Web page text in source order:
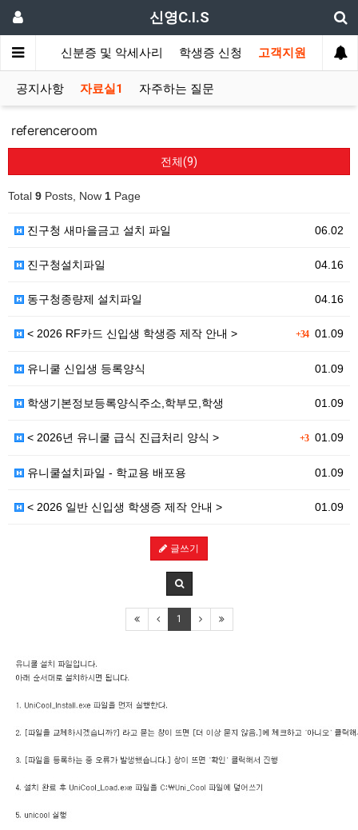
신영C.I.S
발급기 신분증 및 악세사리 학생증 신청 고객지원
공지사항 자료실1 자주하는 질문
referenceroom
전체(9)
Total 9 Posts, Now 1 Page
06.02
진구청 새마을금고 설치 파일
04.16
진구청설치파일
04.16
동구청종량제 설치파일
+3401.09
< 2026 RF카드 신입생 학생증 제작 안내 >
01.09
유니쿨 신입생 등록양식
01.09
학생기본정보등록양식주소,학부모,학생
+301.09
< 2026년 유니쿨 급식 진급처리 양식 >
01.09
유니쿨설치파일 - 학교용 배포용
01.09
< 2026 일반 신입생 학생증 제작 안내 >
글쓰기
1